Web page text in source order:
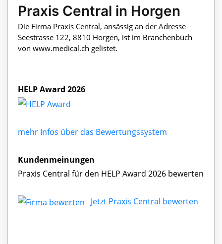
Praxis Central in Horgen
Die Firma Praxis Central, ansässig an der Adresse
Seestrasse 122, 8810 Horgen, ist im Branchenbuch
von www.medical.ch gelistet.
HELP Award 2026
mehr Infos über das Bewertungssystem
Kundenmeinungen
Praxis Central für den HELP Award 2026 bewerten
Jetzt Praxis Central bewerten